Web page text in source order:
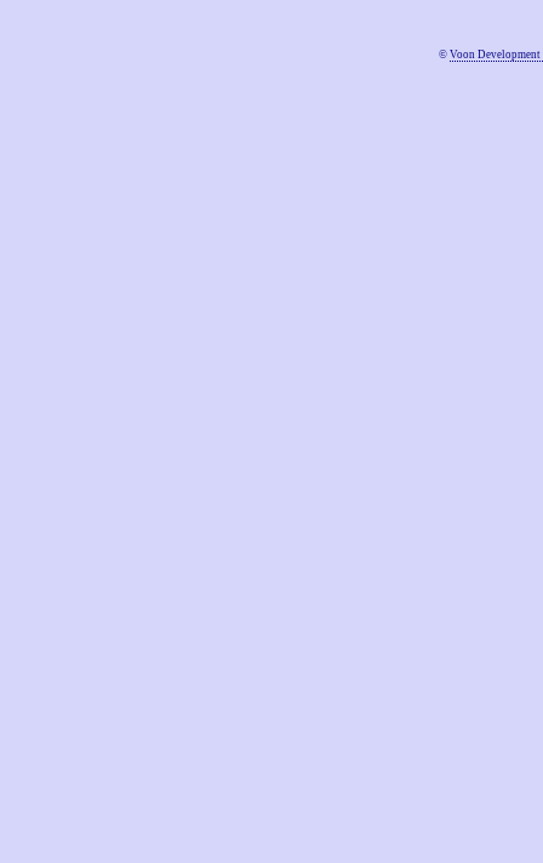
© Voon Development